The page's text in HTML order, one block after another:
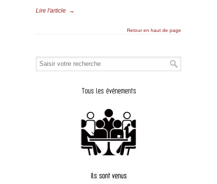
Lire l'article →
Retour en haut de page